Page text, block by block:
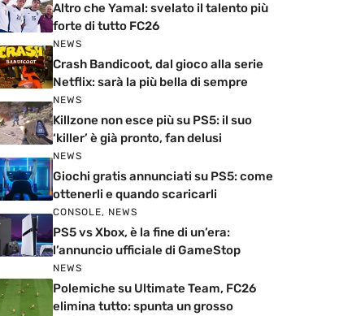
Altro che Yamal: svelato il talento più
forte di tutto FC26
NEWS
Crash Bandicoot, dal gioco alla serie
Netflix: sarà la più bella di sempre
NEWS
Killzone non esce più su PS5: il suo
‘killer’ è già pronto, fan delusi
NEWS
Giochi gratis annunciati su PS5: come
ottenerli e quando scaricarli
CONSOLE, NEWS
PS5 vs Xbox, è la fine di un’era:
l’annuncio ufficiale di GameStop
NEWS
Polemiche su Ultimate Team, FC26
elimina tutto: spunta un grosso